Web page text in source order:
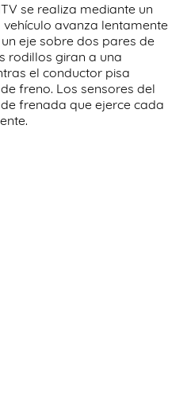
se realiza mediante un
vehículo avanza lentamente
eje sobre dos pares de
rodillos giran a una
el conductor pisa
freno. Los sensores del
frenada que ejerce cada